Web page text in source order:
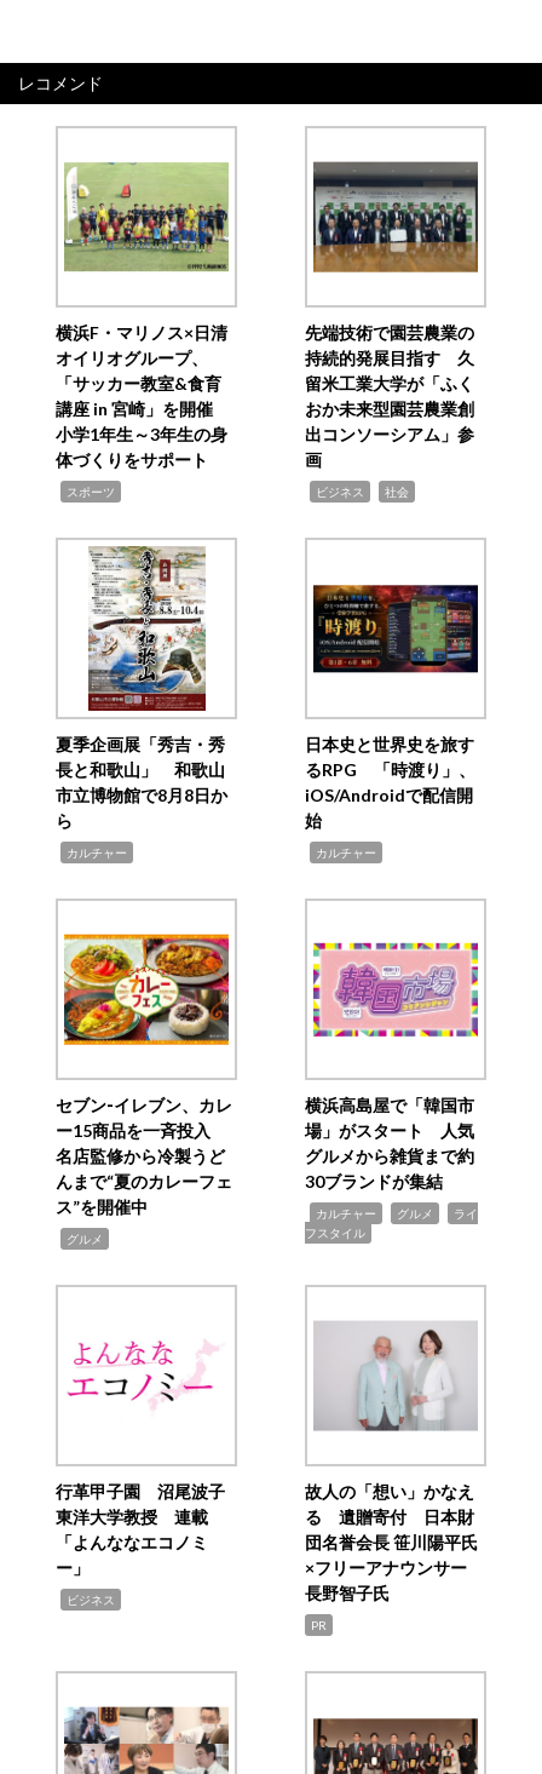
レコメンド
横浜F・マリノス×日清
オイリオグループ、
「サッカー教室&食育
講座 in 宮崎」を開催
小学1年生～3年生の身
体づくりをサポート
スポーツ
先端技術で園芸農業の
持続的発展目指す 久
留米工業大学が「ふく
おか未来型園芸農業創
出コンソーシアム」参
画
ビジネス 社会
夏季企画展「秀吉・秀
長と和歌山」 和歌山
市立博物館で8月8日か
ら
カルチャー
日本史と世界史を旅す
るRPG 「時渡り」、
iOS/Androidで配信開
始
カルチャー
セブン‐イレブン、カレ
ー15商品を一斉投入
名店監修から冷製うど
んまで“夏のカレーフェ
ス”を開催中
グルメ
横浜高島屋で「韓国市
場」がスタート 人気
グルメから雑貨まで約
30ブランドが集結
カルチャー グルメ
ライ
フスタイル
行革甲子園 沼尾波子
東洋大学教授 連載
「よんななエコノミ
ー」
ビジネス
故人の「想い」かなえ
る 遺贈寄付 日本財
団名誉会長 笹川陽平氏
×フリーアナウンサー
長野智子氏
PR